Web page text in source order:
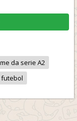
da serie A2
futebol